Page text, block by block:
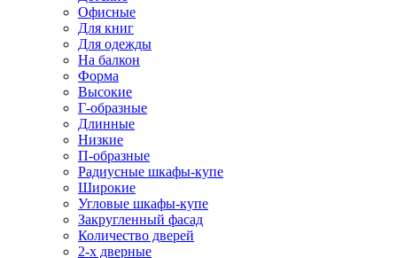
Офисные
Для книг
Для одежды
На балкон
Форма
Высокие
Г-образные
Длинные
Низкие
П-образные
Радиусные шкафы-купе
Широкие
Угловые шкафы-купе
Закругленный фасад
Количество дверей
2-х дверные